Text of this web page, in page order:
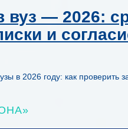
вуз — 2026:
и
в 2026 году: как проверить